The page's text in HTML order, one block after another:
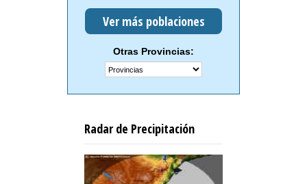
Ver más poblaciones
Otras Provincias:
Radar de Precipitación